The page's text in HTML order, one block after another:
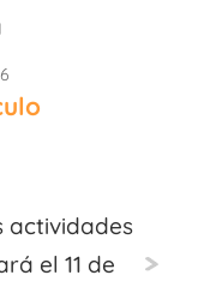
actividades
el 11 de